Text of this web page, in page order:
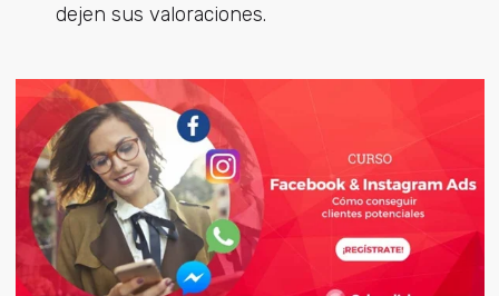
dejen sus valoraciones.